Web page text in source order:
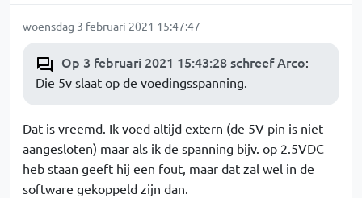
woensdag 3 februari 2021 15:47:47
Op 3 februari 2021 15:43:28 schreef Arco:
Die 5v slaat op de voedingsspanning.
Dat is vreemd. Ik voed altijd extern (de 5V pin is niet
aangesloten) maar als ik de spanning bijv. op 2.5VDC
heb staan geeft hij een fout, maar dat zal wel in de
software gekoppeld zijn dan.